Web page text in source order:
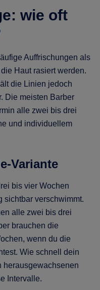
wie oft
Auffrischungen als
Haut rasiert werden.
die Linien jedoch
Die meisten Barber
alle zwei bis drei
und individuellem
Variante
bis vier Wochen
sichtbar verschwimmt.
alle zwei bis drei
brauchen die
wenn du die
Wie schnell dein
herausgewachsenen
Intervalle.